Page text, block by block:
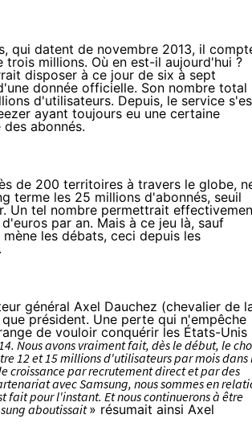
qui datent de novembre 2013, il
trois millions. Où en est-il aujourd'hui ?
disposer à ce jour de six à sept
donnée officielle. Son nombre total
d'utilisateurs. Depuis, le service
ayant toujours eu une certaine
abonnés.
de 200 territoires à travers le globe,
terme les 25 millions d'abonnés, seuil
Un tel nombre permettrait
par an. Mais à ce jeu là, sauf
les débats, ceci depuis les
général Axel Dauchez (chevalier de
président. Une perte qui n'empêche
de vouloir conquérir les États-Unis
Nous avons vraiment fait, dès le début, le
12 et 15 millions d'utilisateurs par mois dans
croissance par recrutement direct et par des
avec Samsung, nous sommes en
fait pour l'instant. Et nous continuerons à être
aboutissait» résumait ainsi Axel